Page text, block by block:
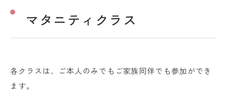
マタニティクラス
各クラスは、ご本人のみでもご家族同伴でも参加ができ
ます。